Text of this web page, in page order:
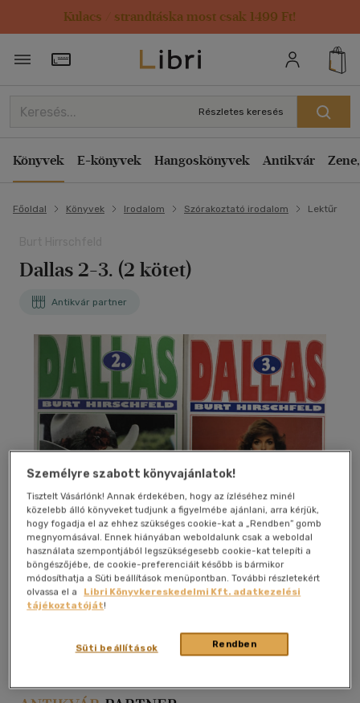
Kulacs / strandtáska most csak 1499 Ft!
Törzsvásárlói Kártya adatai
Részletes keresés
Könyvek E-könyvek Hangoskönyvek Antikvár
Főoldal Könyvek Irodalom Szórakoztató irodalom Lektűr
Dallas 2-3. (2 kötet)
Antikvár partner
Kívánságlistához adom
Személyre szabott könyvajánlatok!
Tisztelt Vásárlónk! Annak érdekében, hogy az ízléséhez minél
közelebb álló könyveket tudjunk a figyelmébe ajánlani, arra kérjük,
hogy fogadja el az ehhez szükséges cookie-kat a „Rendben” gomb
megnyomásával. Ennek hiányában weboldalunk csak a weboldal
használata szempontjából legszükségesebb cookie-kat telepíti a
böngészőjébe, de cookie-preferenciáit később is bármikor
módosíthatja a Süti beállítások menüpontban. További részletekért
olvassa el a
Libri Könyvkereskedelmi Kft. adatkezelési
tájékoztatóját!
Rendben
Süti beállítások